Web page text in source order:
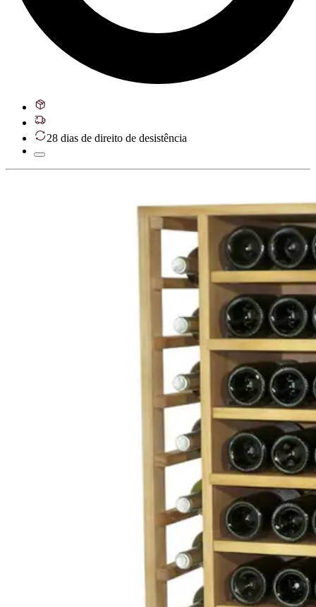
28 dias de direito de desistência